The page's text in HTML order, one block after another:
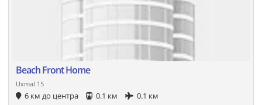
Beach Front Home
Uxmal 15
6 км до центра 0.1 км 0.1 км